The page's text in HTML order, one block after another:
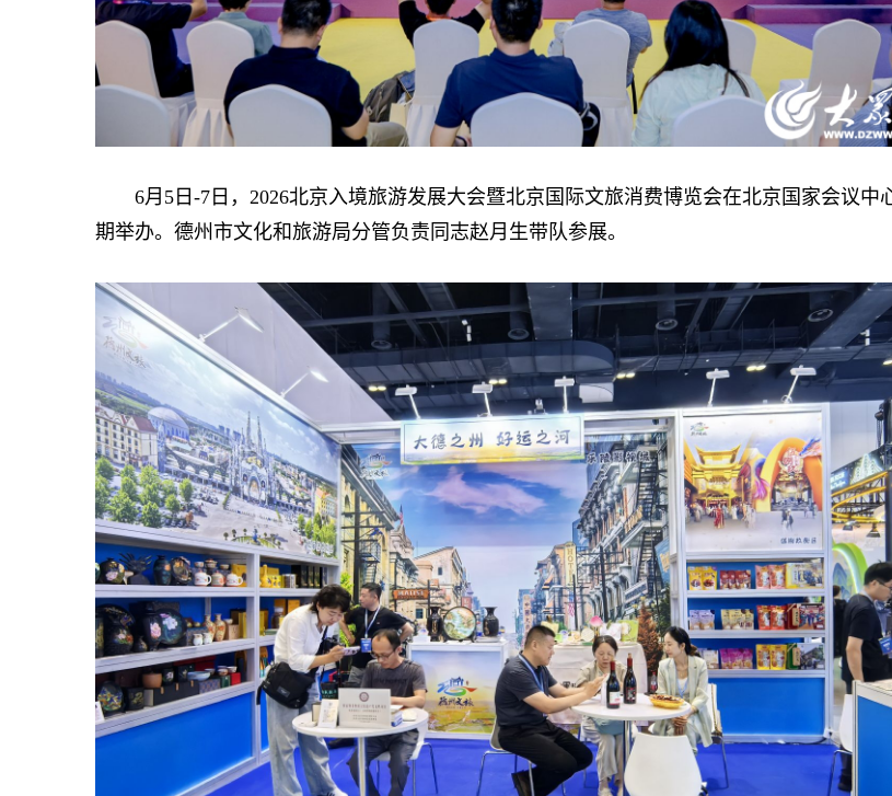
6月5日-7日，2026北京入境旅游发展大会暨北京国际文旅消费博览会在北京国家会议中
期举办。德州市文化和旅游局分管负责同志赵月生带队参展。